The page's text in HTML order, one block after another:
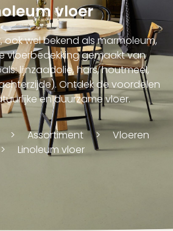
vloer
ook wel bekend als marmoleum,
vloerbedekking gemaakt van
lijnzaadolie, hars, houtmeel,
Ontdek de voordelen
en duurzame vloer.
Assortiment
Vloeren
Linoleum vloer